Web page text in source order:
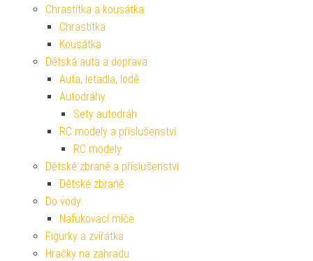
Chrastítka a kousátka
Chrastítka
Kousátka
Dětská auta a doprava
Auta, letadla, lodě
Autodráhy
Sety autodráh
RC modely a příslušenství
RC modely
Dětské zbraně a příslušenství
Dětské zbraně
Do vody
Nafukovací míče
Figurky a zvířátka
Hračky na zahradu